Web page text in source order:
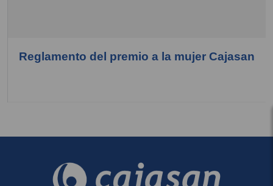
Reglamento del premio a la mujer Cajasan